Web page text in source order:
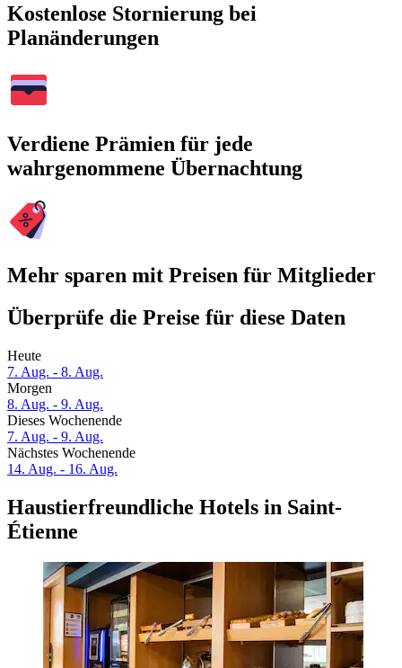
Kostenlose Stornierung bei
Planänderungen
Verdiene Prämien für jede
wahrgenommene Übernachtung
Mehr sparen mit Preisen für Mitglieder
Überprüfe die Preise für diese Daten
Heute
7. Aug. - 8. Aug.
Morgen
8. Aug. - 9. Aug.
Dieses Wochenende
7. Aug. - 9. Aug.
Nächstes Wochenende
14. Aug. - 16. Aug.
Haustierfreundliche Hotels in Saint-
Étienne